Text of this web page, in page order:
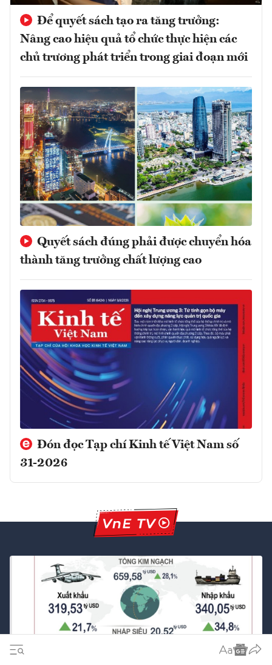
Để quyết sách tạo ra tăng trưởng:
Nâng cao hiệu quả tổ chức thực hiện các
chủ trương phát triển trong giai đoạn mới
Quyết sách đúng phải được chuyển hóa
thành tăng trưởng chất lượng cao
Đón đọc Tạp chí Kinh tế Việt Nam số
31-2026